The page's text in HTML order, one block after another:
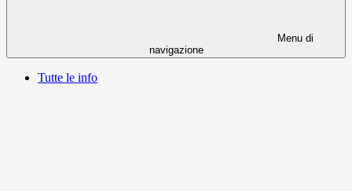
Menu di
navigazione
Tutte le info